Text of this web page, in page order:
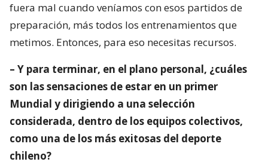
fuera mal cuando veníamos con esos partidos de
preparación, más todos los entrenamientos que
metimos. Entonces, para eso necesitas recursos.
– Y para terminar, en el plano personal, ¿cuáles
son las sensaciones de estar en un primer
Mundial y dirigiendo a una selección
considerada, dentro de los equipos colectivos,
como una de los más exitosas del deporte
chileno?